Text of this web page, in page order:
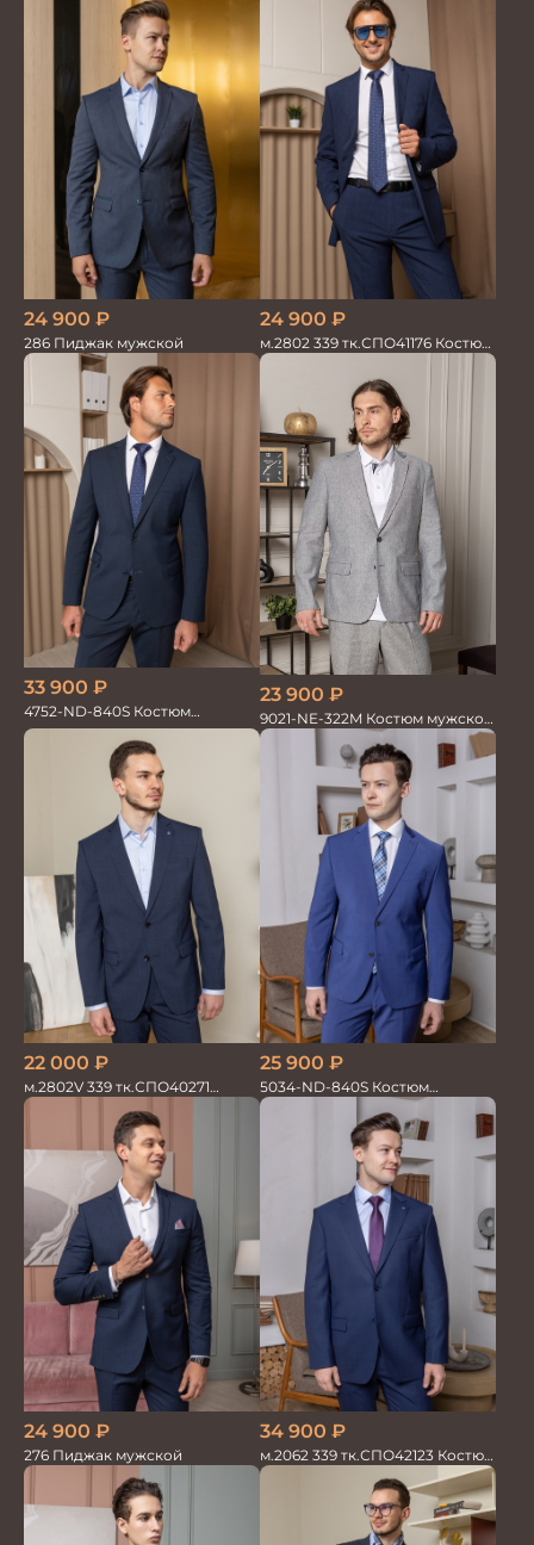
24 900 ₽
286 Пиджак мужской
24 900 ₽
м.2802 339 тк.СПО41176 Костюм
мужской
33 900 ₽
4752-ND-840S Костюм
мужской двойка
23 900 ₽
9021-NE-322M Костюм мужской
двойка хлопок, лен
22 000 ₽
м.2802V 339 тк.СПО40271
Костюм мужской
25 900 ₽
5034-ND-840S Костюм
мужской двойка
24 900 ₽
276 Пиджак мужской
34 900 ₽
м.2062 339 тк.СПО42123 Костюм
мужской однотон красивый